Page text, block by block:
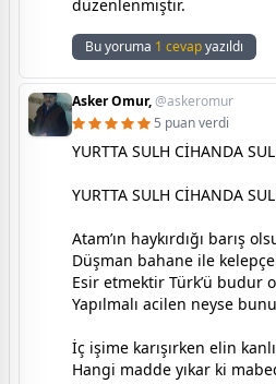
düzenlenmiştir.
Bu yoruma 1 cevapyazıldı
Asker Omur,@askeromur
5 puan verdi
YURTTA SULH CİHANDA
YURTTA SULH CİHANDA
Atam’ın haykırdığı barış
Düşman bahane ile
Esir etmektir Türk’ü budur
Yapılmalı acilen neyse
İç işime karışırken elin
Hangi madde yıkar ki